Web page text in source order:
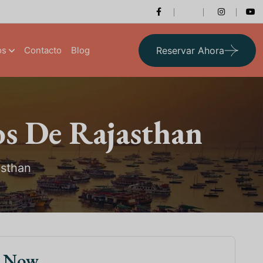
Contacto Blog Reservar Ahora
De Rajasthan